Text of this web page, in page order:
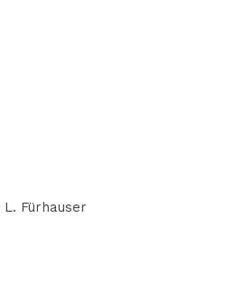
L. Fürhauser